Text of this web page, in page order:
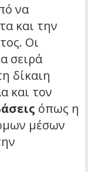
να
και την
Οι
σειρά
δίκαιη
και τον
όπως η
μέσων